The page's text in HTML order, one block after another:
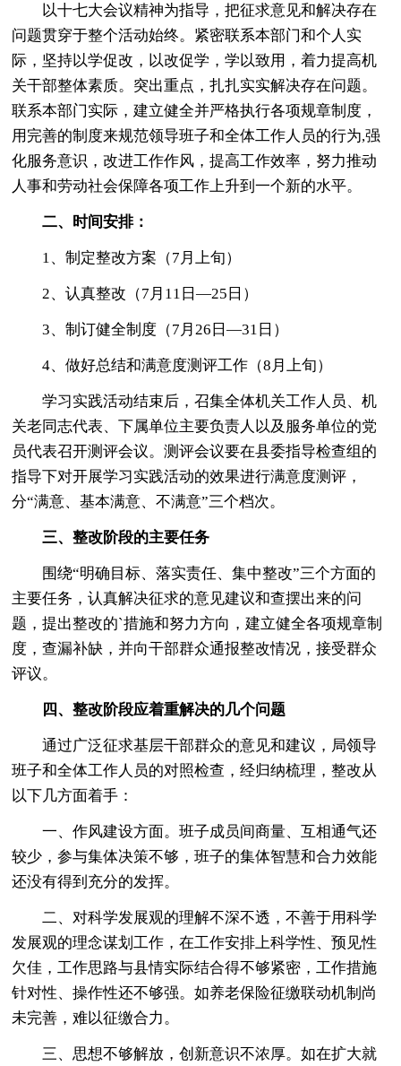
以十七大会议精神为指导，把征求意见和解决存在
问题贯穿于整个活动始终。紧密联系本部门和个人实
际，坚持以学促改，以改促学，学以致用，着力提高机
关干部整体素质。突出重点，扎扎实实解决存在问题。
联系本部门实际，建立健全并严格执行各项规章制度，
用完善的制度来规范领导班子和全体工作人员的行为,强
化服务意识，改进工作作风，提高工作效率，努力推动
人事和劳动社会保障各项工作上升到一个新的水平。
二、时间安排：
1、制定整改方案（7月上旬）
2、认真整改（7月11日—25日）
3、制订健全制度（7月26日—31日）
4、做好总结和满意度测评工作（8月上旬）
学习实践活动结束后，召集全体机关工作人员、机
关老同志代表、下属单位主要负责人以及服务单位的党
员代表召开测评会议。测评会议要在县委指导检查组的
指导下对开展学习实践活动的效果进行满意度测评，
分“满意、基本满意、不满意”三个档次。
三、整改阶段的主要任务
围绕“明确目标、落实责任、集中整改”三个方面的
主要任务，认真解决征求的意见建议和查摆出来的问
题，提出整改的`措施和努力方向，建立健全各项规章制
度，查漏补缺，并向干部群众通报整改情况，接受群众
评议。
四、整改阶段应着重解决的几个问题
通过广泛征求基层干部群众的意见和建议，局领导
班子和全体工作人员的对照检查，经归纳梳理，整改从
以下几方面着手：
一、作风建设方面。班子成员间商量、互相通气还
较少，参与集体决策不够，班子的集体智慧和合力效能
还没有得到充分的发挥。
二、对科学发展观的理解不深不透，不善于用科学
发展观的理念谋划工作，在工作安排上科学性、预见性
欠佳，工作思路与县情实际结合得不够紧密，工作措施
针对性、操作性还不够强。如养老保险征缴联动机制尚
未完善，难以征缴合力。
三、思想不够解放，创新意识不浓厚。如在扩大就